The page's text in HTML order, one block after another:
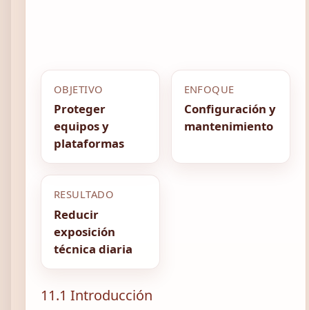
OBJETIVO
Proteger
equipos y
plataformas
ENFOQUE
Configuración y
mantenimiento
RESULTADO
Reducir
exposición
técnica diaria
11.1 Introducción